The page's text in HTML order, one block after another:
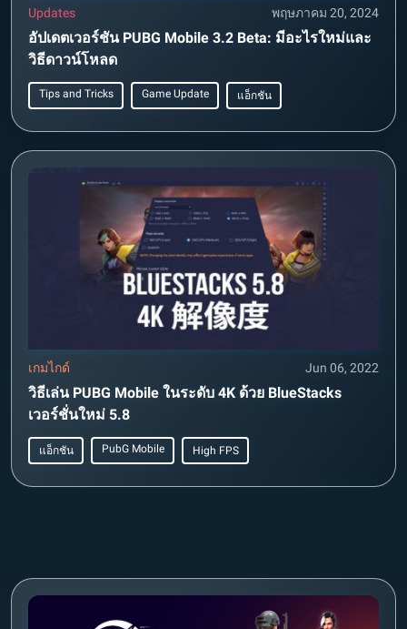
Updates พฤษภาคม 20, 2024
อัปเดตเวอร์ชัน PUBG Mobile 3.2 Beta: มีอะไรใหม่และ
วิธีดาวน์โหลด
Tips and Tricks Game Update แอ็กชัน
เกมไกด์ Jun 06, 2022
วิธีเล่น PUBG Mobile ในระดับ 4K ด้วย BlueStacks
เวอร์ชั่นใหม่ 5.8
แอ็กชัน PubG Mobile High FPS